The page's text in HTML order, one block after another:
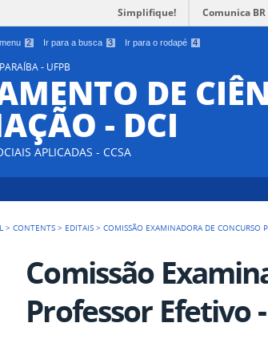
2 Ir para a busca 3 Ir para o rodapé 4
Simplifique! Comunica BR
- UFPB
DE
- DCI
APLICADAS - CCSA
>CONTENTS > EDITAIS >COMISSÃO EXAMINADORA DE CONCURSO
Comissão
Professor Efetivo